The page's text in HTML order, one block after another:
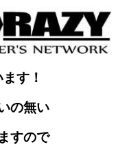
す！
の無い
すので